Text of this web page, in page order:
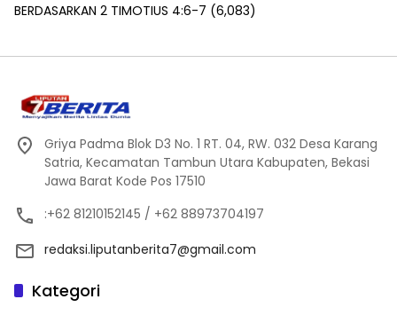
BERDASARKAN 2 TIMOTIUS 4:6-7 (6,083)
Griya Padma Blok D3 No. 1 RT. 04, RW. 032 Desa Karang
Satria, Kecamatan Tambun Utara Kabupaten, Bekasi
Jawa Barat Kode Pos 17510
:+62 81210152145 / +62 88973704197
redaksi.liputanberita7@gmail.com
Kategori